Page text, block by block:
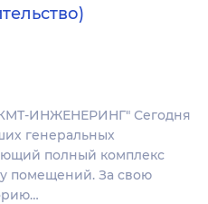
ИНЖЕНЕРИНГ" Сегодня
генеральных
полный комплекс
помещений. За свою